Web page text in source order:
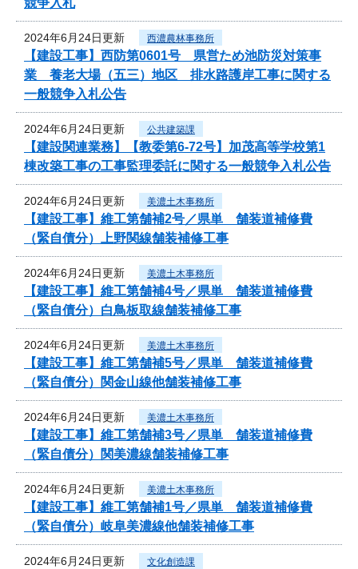
2024年6月24日更新 西濃農林事務所
【建設工事】西防第0601号 県営ため池防災対策事
業 養老大場（五三）地区 排水路護岸工事に関する
一般競争入札公告
2024年6月24日更新 公共建築課
【建設関連業務】【教委第6-72号】加茂高等学校第1
棟改築工事の工事監理委託に関する一般競争入札公告
2024年6月24日更新 美濃土木事務所
【建設工事】維工第舗補2号／県単 舗装道補修費
（緊自債分）上野関線舗装補修工事
2024年6月24日更新 美濃土木事務所
【建設工事】維工第舗補4号／県単 舗装道補修費
（緊自債分）白鳥板取線舗装補修工事
2024年6月24日更新 美濃土木事務所
【建設工事】維工第舗補5号／県単 舗装道補修費
（緊自債分）関金山線他舗装補修工事
2024年6月24日更新 美濃土木事務所
【建設工事】維工第舗補3号／県単 舗装道補修費
（緊自債分）関美濃線舗装補修工事
2024年6月24日更新 美濃土木事務所
【建設工事】維工第舗補1号／県単 舗装道補修費
（緊自債分）岐阜美濃線他舗装補修工事
2024年6月24日更新 文化創造課